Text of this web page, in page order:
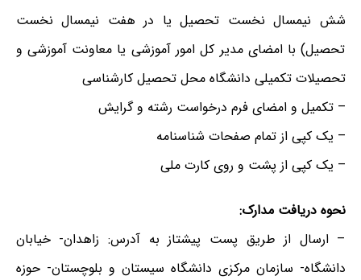
شش نیمسال نخست تحصیل یا در هفت نیمسال نخست
تحصیل) با امضای مدیر کل امور آموزشی یا معاونت آموزشی و
تحصیلات تکمیلی دانشگاه محل تحصیل کارشناسی
– تکمیل و امضای فرم درخواست رشته و گرایش
– یک کپی از تمام صفحات شناسنامه
– یک کپی از پشت و روی کارت ملی
نحوه دریافت مدارک:
– ارسال از طریق پست پیشتاز به آدرس: زاهدان- خیابان
دانشگاه- سازمان مرکزی دانشگاه سیستان و بلوچستان- حوزه